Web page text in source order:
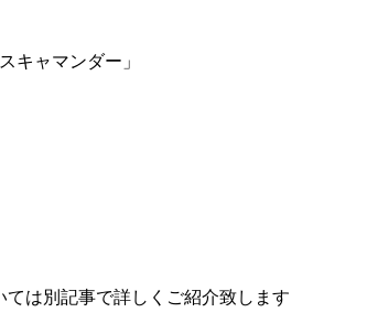
キャマンダー」
は別記事で詳しくご紹介致します